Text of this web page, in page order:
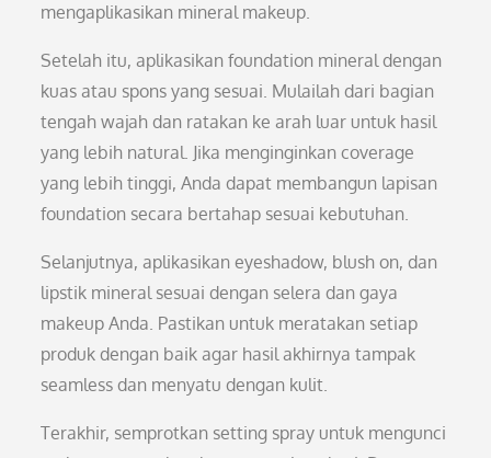
mengaplikasikan mineral makeup.
Setelah itu, aplikasikan foundation mineral dengan
kuas atau spons yang sesuai. Mulailah dari bagian
tengah wajah dan ratakan ke arah luar untuk hasil
yang lebih natural. Jika menginginkan coverage
yang lebih tinggi, Anda dapat membangun lapisan
foundation secara bertahap sesuai kebutuhan.
Selanjutnya, aplikasikan eyeshadow, blush on, dan
lipstik mineral sesuai dengan selera dan gaya
makeup Anda. Pastikan untuk meratakan setiap
produk dengan baik agar hasil akhirnya tampak
seamless dan menyatu dengan kulit.
Terakhir, semprotkan setting spray untuk mengunci